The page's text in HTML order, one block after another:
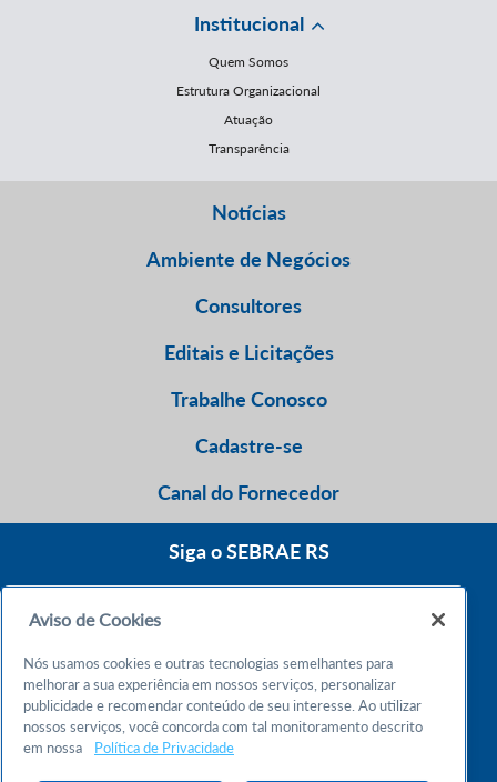
Institucional
Quem Somos
Estrutura Organizacional
Atuação
Transparência
Notícias
Ambiente de Negócios
Consultores
Editais e Licitações
Trabalhe Conosco
Cadastre-se
Canal do Fornecedor
Siga o SEBRAE RS
Atendimento 24h
Chame no WhatsApp
Aviso de Cookies
Nós usamos cookies e outras tecnologias semelhantes para
melhorar a sua experiência em nossos serviços, personalizar
publicidade e recomendar conteúdo de seu interesse. Ao utilizar
nossos serviços, você concorda com tal monitoramento descrito
em nossa
Política de Privacidade